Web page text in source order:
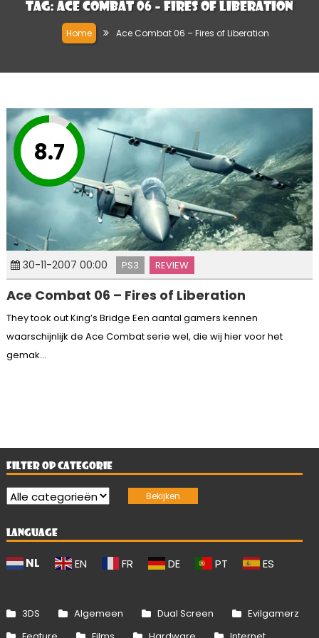
Tag: Ace Combat 06 – Fires of Liberation
Home Ace Combat 06 – Fires of Liberation
8.7
30-11-2007 00:00 PS3 REVIEW
Ace Combat 06 – Fires of Liberation
They took out King’s Bridge Een aantal gamers kennen
waarschijnlijk de Ace Combat serie wel, die wij hier voor het
gemak...
FILTER OP CATEGORIE
LANGUAGE
NL EN FR DE PT ES
3DS Algemeen Dual Screen
Evilgamerz